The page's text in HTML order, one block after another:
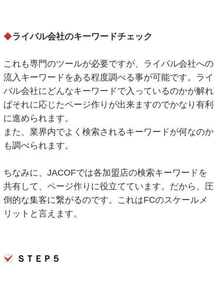
◆ライバル会社のキーワードチェック
これも専門のツールが必要ですが、ライバル会社への
流入キーワードをある程度調べる事が可能です。ライ
バル会社にどんなキーワードで入っているのかが解れ
ばそれに応じたページ作りが出来ますのでかなり有利
に進められます。
また、業界内でよく検索されるキーワードが何なのか
も調べられます。
ちなみに、JACOFでは各加盟店の検索キーワードを
共有して、ページ作りに役立てています。だから、圧
倒的な集客に繋がるのです。これはFCのスケールメ
リットと言えます。
ＳＴＥＰ５